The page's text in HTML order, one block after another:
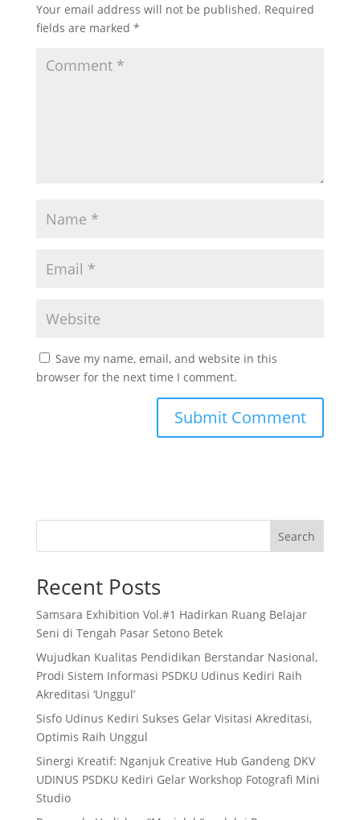
Your email address will not be published. Required
fields are marked *
Save my name, email, and website in this
browser for the next time I comment.
Search
Recent Posts
Samsara Exhibition Vol.#1 Hadirkan Ruang Belajar
Seni di Tengah Pasar Setono Betek
Wujudkan Kualitas Pendidikan Berstandar Nasional,
Prodi Sistem Informasi PSDKU Udinus Kediri Raih
Akreditasi ‘Unggul’
Sisfo Udinus Kediri Sukses Gelar Visitasi Akreditasi,
Optimis Raih Unggul
Sinergi Kreatif: Nganjuk Creative Hub Gandeng DKV
UDINUS PSDKU Kediri Gelar Workshop Fotografi Mini
Studio